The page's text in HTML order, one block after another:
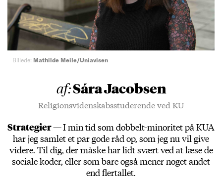
Billede: Mathilde Meile/Uniavisen
af:Sára Jacobsen
Religionsvidenskabsstuderende ved KU
Strategier —I min tid som dobbelt-minoritet på KUA
har jeg samlet et par gode råd op, som jeg nu vil give
videre. Til dig, der måske har lidt svært ved at læse de
sociale koder, eller som bare også mener noget andet
end flertallet.